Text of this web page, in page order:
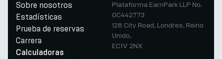
Sobre nosotros
Estadísticas
Prueba de reservas
Carrera
Calculadoras
Plataforma EarnPark LLP No.
OC442773
128 City Road, Londres, Reino
Unido,
EC1V 2NX